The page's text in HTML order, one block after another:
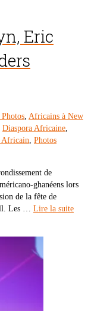
Eric
Africains à New
Diaspora Africaine
Africain Photos
de
ghanéens lors
de la fête de
Les … Lire la suite